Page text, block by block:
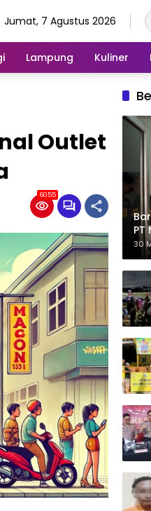
Jumat, 7 Agustus 2026
Lampung Kuliner
Outlet
6055
PT
30